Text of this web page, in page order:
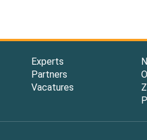
Experts
Partners
Vacatures